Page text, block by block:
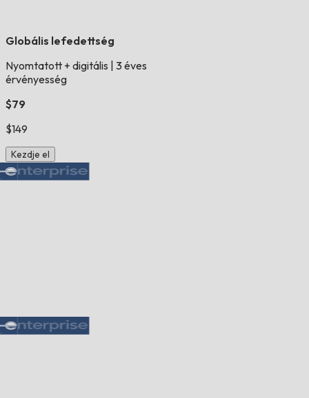
Globális lefedettség
Nyomtatott + digitális 3 éves
érvényesség
$79
$149
Kezdje el